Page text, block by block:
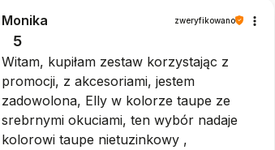
Monika zweryfikowano
5
Witam, kupiłam zestaw korzystając z
promocji, z akcesoriami, jestem
zadowolona, Elly w kolorze taupe ze
srebrnymi okuciami, ten wybór nadaje
kolorowi taupe nietuzinkowy ,